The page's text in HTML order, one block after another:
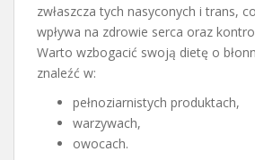
zwłaszcza tych nasyconych i trans,
wpływa na zdrowie serca oraz
Warto wzbogacić swoją dietę o
znaleźć w:
pełnoziarnistych produktach,
warzywach,
owocach.